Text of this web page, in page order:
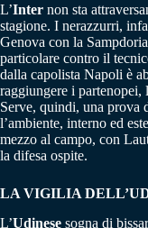
L’Inter non sta
stagione. I nerazzurri,
Genova con la
particolare contro il
dalla capolista Napoli è
raggiungere i partenopei,
Serve, quindi, una prova
l’ambiente, interno ed
mezzo al campo, con
la difesa ospite.
LA VIGILIA
L’Udinese sogna di